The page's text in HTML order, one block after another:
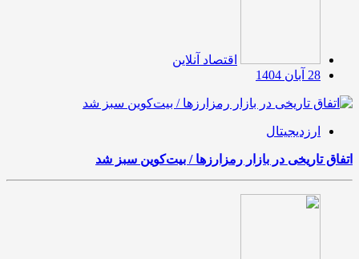
اقتصاد آنلاین
28 آبان 1404
ارزدیجیتال
اتفاق تاریخی در بازار رمزارزها / بیت‌کوین سبز شد